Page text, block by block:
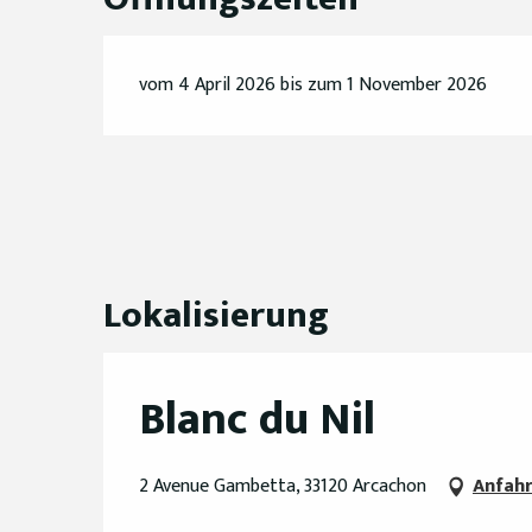
vom 4 April 2026 bis zum 1 November 2026
Lokalisierung
Blanc du Nil
2 Avenue Gambetta, 33120 Arcachon